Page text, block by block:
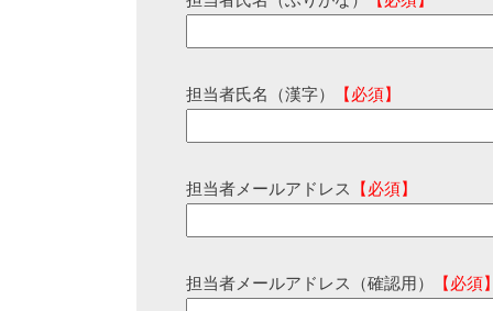
担当者氏名（漢字） 【必須】
担当者メールアドレス 【必須】
担当者メールアドレス（確認用） 【必須